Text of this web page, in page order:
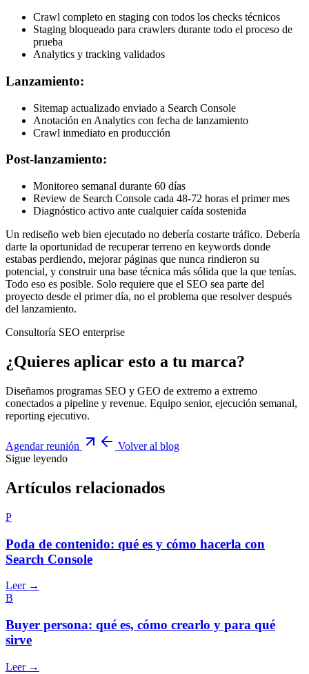
Crawl completo en staging con todos los checks técnicos
Staging bloqueado para crawlers durante todo el proceso de
prueba
Analytics y tracking validados
Lanzamiento:
Sitemap actualizado enviado a Search Console
Anotación en Analytics con fecha de lanzamiento
Crawl inmediato en producción
Post-lanzamiento:
Monitoreo semanal durante 60 días
Review de Search Console cada 48-72 horas el primer mes
Diagnóstico activo ante cualquier caída sostenida
Un rediseño web bien ejecutado no debería costarte tráfico. Debería
darte la oportunidad de recuperar terreno en keywords donde
estabas perdiendo, mejorar páginas que nunca rindieron su
potencial, y construir una base técnica más sólida que la que tenías.
Todo eso es posible. Solo requiere que el SEO sea parte del
proyecto desde el primer día, no el problema que resolver después
del lanzamiento.
Consultoría SEO enterprise
¿Quieres aplicar esto a tu marca?
Diseñamos programas SEO y GEO de extremo a extremo
conectados a pipeline y revenue. Equipo senior, ejecución semanal,
reporting ejecutivo.
Agendar reunión
Volver al blog
Sigue leyendo
Artículos relacionados
P
Poda de contenido: qué es y cómo hacerla con
Search Console
Leer →
B
Buyer persona: qué es, cómo crearlo y para qué
sirve
Leer →